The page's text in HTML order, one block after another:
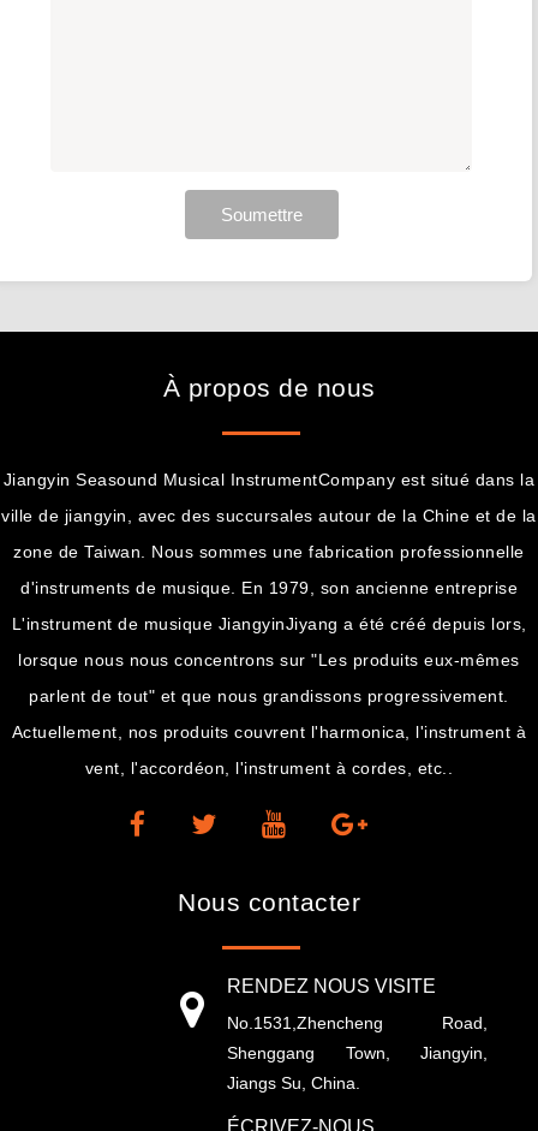
Soumettre
À propos de nous
Jiangyin Seasound Musical InstrumentCompany est situé dans la
ville de jiangyin, avec des succursales autour de la Chine et de la
zone de Taiwan. Nous sommes une fabrication professionnelle
d'instruments de musique. En 1979, son ancienne entreprise
L'instrument de musique JiangyinJiyang a été créé depuis lors,
lorsque nous nous concentrons sur "Les produits eux-mêmes
parlent de tout" et que nous grandissons progressivement.
Actuellement, nos produits couvrent l'harmonica, l'instrument à
vent, l'accordéon, l'instrument à cordes, etc..
Nous contacter
RENDEZ NOUS VISITE
No.1531,Zhencheng Road,
Shenggang Town, Jiangyin,
Jiangs Su, China.